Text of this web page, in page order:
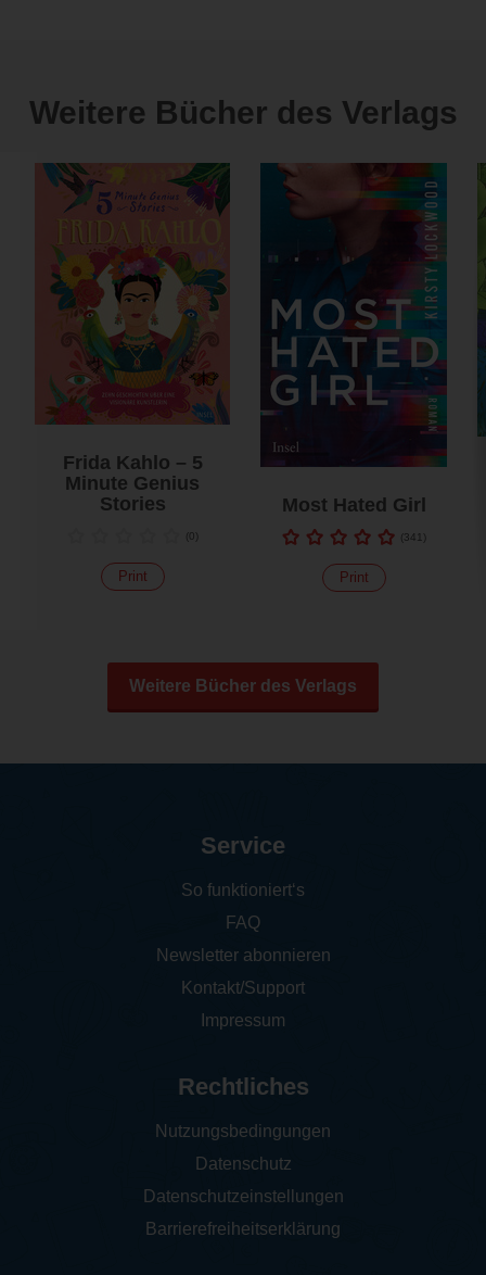
Weitere Bücher des Verlags
Frida Kahlo – 5
Minute Genius
Stories
(0)
Print
Most Hated Girl
(341 )
Print
Weitere Bücher des Verlags
Service
So funktioniert‘s
FAQ
Newsletter abonnieren
Kontakt/Support
Impressum
Rechtliches
Nutzungsbedingungen
Datenschutz
Datenschutzeinstellungen
Barrierefreiheitserklärung